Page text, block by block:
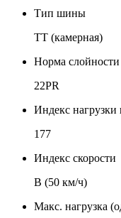
Тип шины
TT (камерная)
Норма
22PR
Индекс
177
Индекс скорости
B (50 км/ч)
Макс. нагрузка